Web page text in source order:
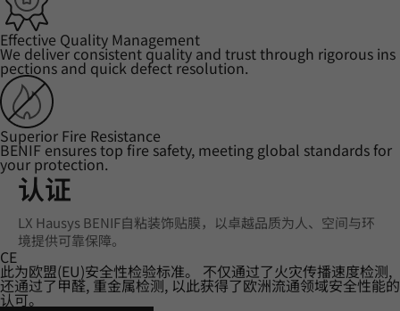
Effective Quality Management
We deliver consistent quality and trust through rigorous ins
pections and quick defect resolution.
Superior Fire Resistance
BENIF ensures top fire safety, meeting global standards for
your protection.
认证
LX Hausys BENIF自粘装饰贴膜，以卓越品质为人、空间与环
境提供可靠保障。
CE
此为欧盟(EU)安全性检验标准。 不仅通过了火灾传播速度检测,
还通过了甲醛, 重金属检测, 以此获得了欧洲流通领域安全性能的
认可。